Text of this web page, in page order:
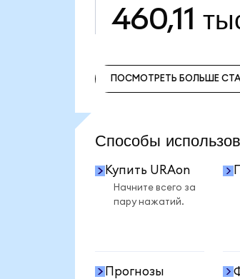
460,11
ПОСМОТРЕТЬ БОЛЬШЕ
Способы
Купить URAon
Начните всего за
пару нажатий.
Прогнозы